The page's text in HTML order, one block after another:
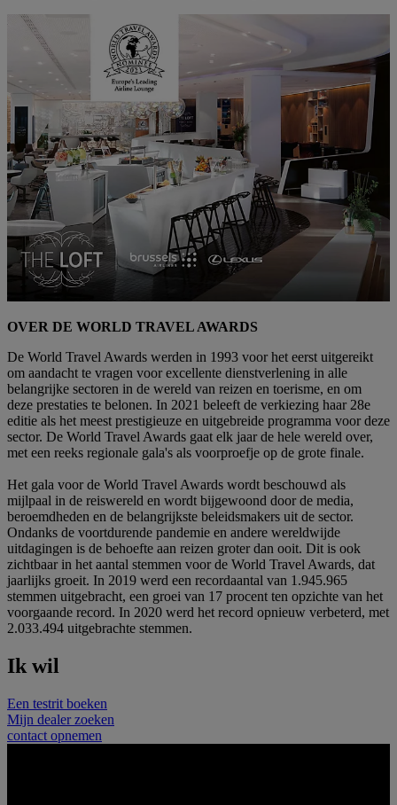
OVER DE WORLD TRAVEL AWARDS
De World Travel Awards werden in 1993 voor het eerst uitgereikt
om aandacht te vragen voor excellente dienstverlening in alle
belangrijke sectoren in de wereld van reizen en toerisme, en om
deze prestaties te belonen. In 2021 beleeft de verkiezing haar 28e
editie als het meest prestigieuze en uitgebreide programma voor deze
sector. De World Travel Awards gaat elk jaar de hele wereld over,
met een reeks regionale gala's als voorproefje op de grote finale.
Het gala voor de World Travel Awards wordt beschouwd als
mijlpaal in de reiswereld en wordt bijgewoond door de media,
beroemdheden en de belangrijkste beleidsmakers uit de sector.
Ondanks de voortdurende pandemie en andere wereldwijde
uitdagingen is de behoefte aan reizen groter dan ooit. Dit is ook
zichtbaar in het aantal stemmen voor de World Travel Awards, dat
jaarlijks groeit. In 2019 werd een recordaantal van 1.945.965
stemmen uitgebracht, een groei van 17 procent ten opzichte van het
voorgaande record. In 2020 werd het record opnieuw verbeterd, met
2.033.494 uitgebrachte stemmen.
Ik wil
Een testrit boeken
Mijn dealer zoeken
contact opnemen